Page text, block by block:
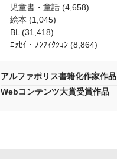
児童書・童話 (4,658)
絵本 (1,045)
BL (31,418)
ｴｯｾｲ・ﾉﾝﾌｨｸｼｮﾝ (8,864)
アルファポリス書籍化作家作品
Webコンテンツ大賞受賞作品